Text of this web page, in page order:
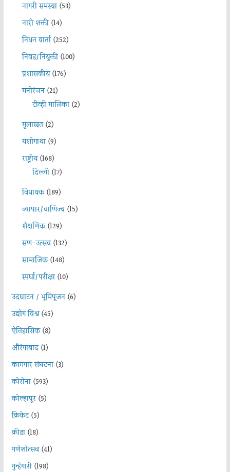
नागरी समस्या(53)
नारी शक्ती(14)
निधन वार्ता(252)
निवड/नियुक्ती(100)
प्रशासकीय(176)
मनोरंजन(21)
टीव्ही मालिका(2)
मुलाखत(2)
यशोगाथा(9)
राष्ट्रीय(168)
दिल्ली(17)
विधायक(189)
व्यापार/वाणिज्य(15)
शैक्षणिक(129)
सण-उत्सव(132)
सामाजिक(148)
स्पर्धा/परीक्षा(10)
उदघाटन / भूमिपूजन(6)
उद्योग विश्व(45)
ऐतिहासिक(8)
औरंगाबाद(1)
कामगार संघटना(3)
कोरोना(593)
कोल्हापूर(5)
क्रिकेट(5)
क्रीडा(18)
गणेशोत्सव(41)
गुन्हेगारी(198)